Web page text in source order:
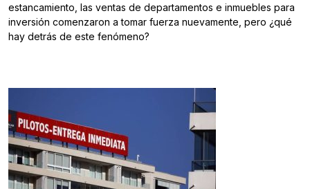
estancamiento, las ventas de departamentos e inmuebles para
inversión comenzaron a tomar fuerza nuevamente, pero ¿qué
hay detrás de este fenómeno?